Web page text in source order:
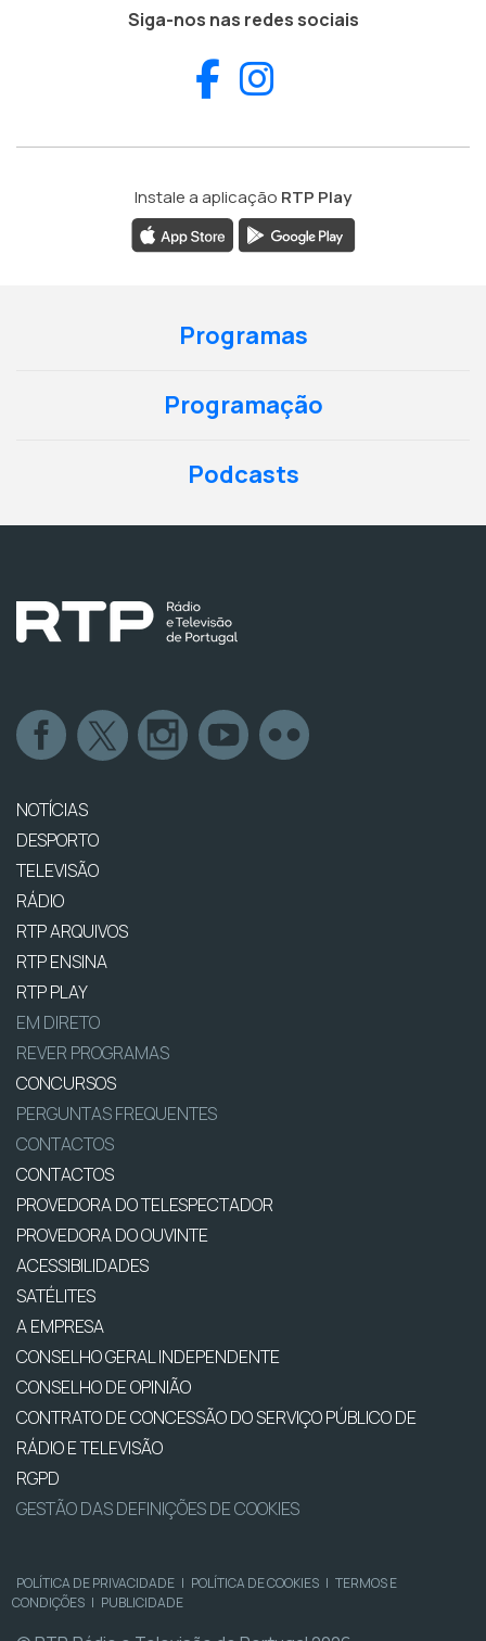
Siga-nos nas redes sociais
Facebook
Instale a aplicação RTP Play
Programas
Programação
Podcasts
NOTÍCIAS
DESPORTO
TELEVISÃO
RÁDIO
RTP ARQUIVOS
RTP ENSINA
RTP PLAY
EM DIRETO
REVER PROGRAMAS
CONCURSOS
PERGUNTAS FREQUENTES
CONTACTOS
CONTACTOS
PROVEDORA DO TELESPECTADOR
PROVEDORA DO OUVINTE
ACESSIBILIDADES
SATÉLITES
A EMPRESA
CONSELHO GERAL INDEPENDENTE
CONSELHO DE OPINIÃO
CONTRATO DE CONCESSÃO DO SERVIÇO PÚBLICO DE
RÁDIO E TELEVISÃO
RGPD
GESTÃO DAS DEFINIÇÕES DE COOKIES
POLÍTICA DE PRIVACIDADE | POLÍTICA DE COOKIES | TERMOS E
CONDIÇÕES | PUBLICIDADE